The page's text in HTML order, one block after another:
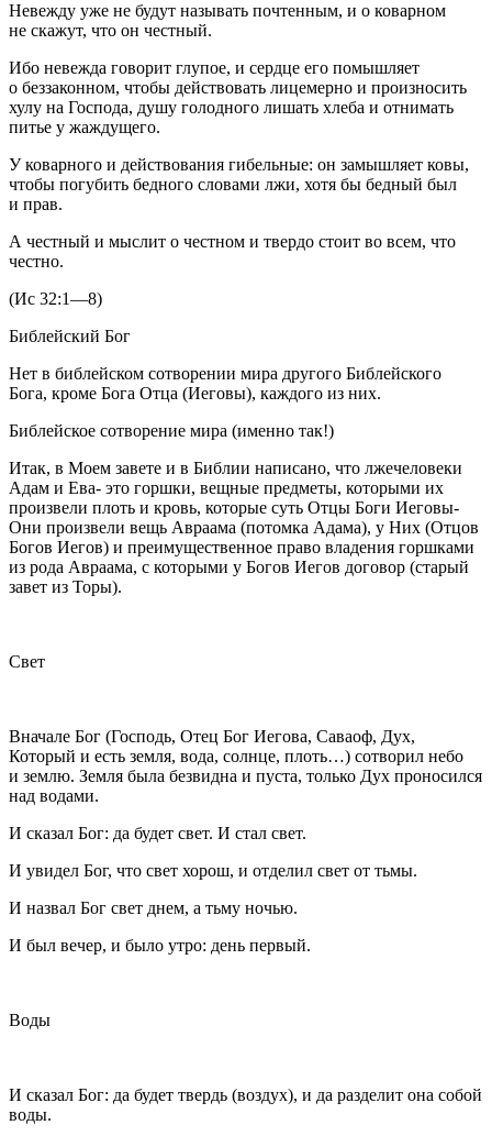
Невежду уже не будут называть почтенным, и о коварном
не скажут, что он честный.
Ибо невежда говорит глупое, и сердце его помышляет
о беззаконном, чтобы действовать лицемерно и произносить
хулу на Господа, душу голодного лишать хлеба и отнимать
питье у жаждущего.
У коварного и действования гибельные: он замышляет ковы,
чтобы погубить бедного словами лжи, хотя бы бедный был
и прав.
А честный и мыслит о честном и твердо стоит во всем, что
честно.
(Ис 32:1—8)
Библейский Бог
Нет в библейском сотворении мира другого Библейского
Бога, кроме Бога Отца (Иеговы), каждого из них.
Библейское сотворение мира (именно так!)
Итак, в Моем завете и в Библии написано, что лжечеловеки
Адам и Ева- это горшки, вещные предметы, которыми их
произвели плоть и кровь, которые суть Отцы Боги Иеговы-
Они произвели вещь Авраама (потомка Адама), у Них (Отцов
Богов Иегов) и преимущественное право владения горшками
из рода Авраама, с которыми у Богов Иегов договор (старый
завет из Торы).
Свет
Вначале Бог (Господь, Отец Бог Иегова, Саваоф, Дух,
Который и есть земля, вода, солнце, плоть…) сотворил небо
и землю. Земля была безвидна и пуста, только Дух проносился
над водами.
И сказал Бог: да будет свет. И стал свет.
И увидел Бог, что свет хорош, и отделил свет от тьмы.
И назвал Бог свет днем, а тьму ночью.
И был вечер, и было утро: день первый.
Воды
И сказал Бог: да будет твердь (воздух), и да разделит она собой
воды.